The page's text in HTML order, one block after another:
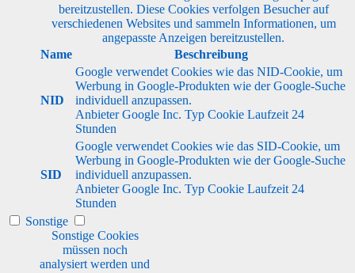
bereitzustellen. Diese Cookies verfolgen Besucher auf
verschiedenen Websites und sammeln Informationen, um
angepasste Anzeigen bereitzustellen.
Name
Beschreibung
NID
Google verwendet Cookies wie das NID-Cookie, um
Werbung in Google-Produkten wie der Google-Suche
individuell anzupassen.
Anbieter Google Inc. Typ Cookie Laufzeit 24
Stunden
SID
Google verwendet Cookies wie das SID-Cookie, um
Werbung in Google-Produkten wie der Google-Suche
individuell anzupassen.
Anbieter Google Inc. Typ Cookie Laufzeit 24
Stunden
Sonstige
Sonstige Cookies
müssen noch
analysiert werden und